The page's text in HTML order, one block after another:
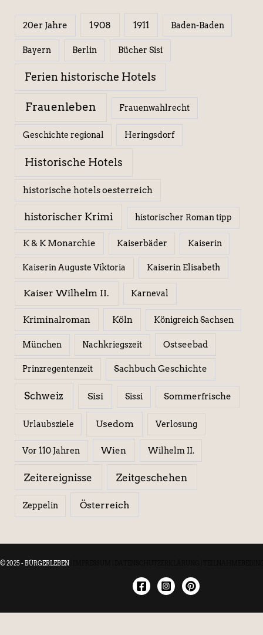
20er Jahre 1908 1911 Baden-Baden
Bayern Berlin Bücher Sisi
Ferien historische Hotels
Frauenleben Frauenwahlrecht
Geschichte regional Heringsdorf
Historische Hotels
historische hotels oesterreich
historischer Krimi historischer Roman tipp
K & K Monarchie Kaiserbäder Kaiserin
Kaiserin Auguste Viktoria Kaiserin Elisabeth
Kaiser Wilhelm II. Karneval
Kriminalroman Köln Königreich Sachsen
München Nachkriegszeit Ostseebad
Prinzregentenzeit Sachbuch Geschichte
Schweiz Sisi Sissi Sommerfrische
Urlaubsziele Usedom Verlosung
Vor 110 Jahren Wien Wilhelm II.
Zeitereignisse Zeitgeschehen
Zeppelin Österreich
© 2025 - BÜRGERLEBEN